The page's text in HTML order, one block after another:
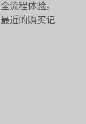
流程体验。
近的购买记